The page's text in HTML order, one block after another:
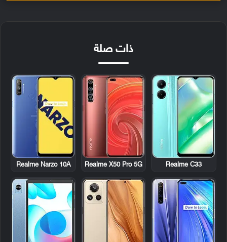
ذات صلة
Realme C33
Realme X50 Pro 5G
Realme Narzo 10A